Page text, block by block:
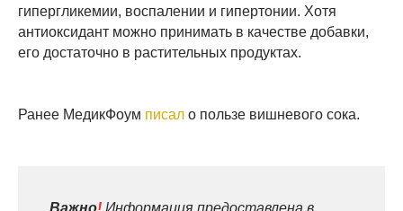
гипергликемии, воспалении и гипертонии. Хотя
антиоксидант можно принимать в качестве добавки,
его достаточно в растительных продуктах.
Ранее МедикФоум писал о пользе вишневого сока.